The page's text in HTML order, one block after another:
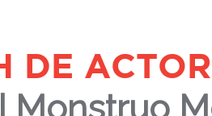
DE
Monstruo